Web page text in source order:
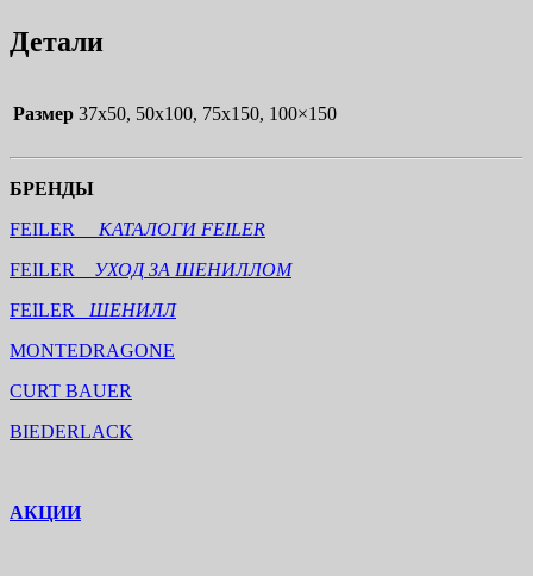
Детали
Размер 37х50, 50х100, 75х150, 100×150
БРЕНДЫ
FEILER КАТАЛОГИ FEILER
FEILER УХОД ЗА ШЕНИЛЛОМ
FEILER ШЕНИЛЛ
MONTEDRAGONE
CURT BAUER
BIEDERLACK
АКЦИИ